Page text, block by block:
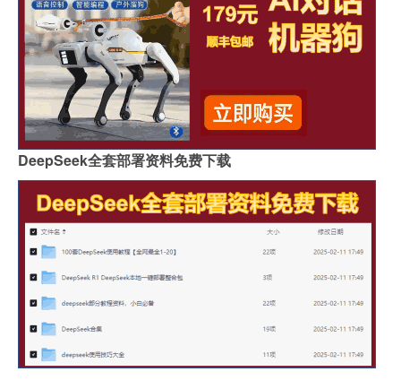
DeepSeek全套部署资料免费下载